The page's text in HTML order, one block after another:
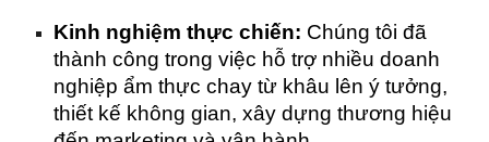
Kinh nghiệm thực chiến: Chúng tôi đã
thành công trong việc hỗ trợ nhiều doanh
nghiệp ẩm thực chay từ khâu lên ý tưởng,
thiết kế không gian, xây dựng thương hiệu